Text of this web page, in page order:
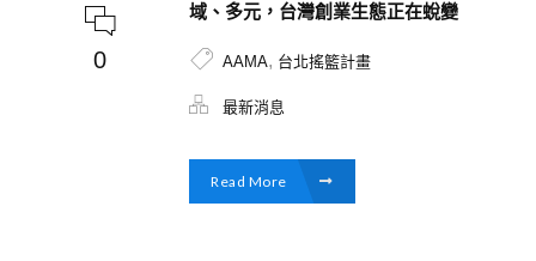
0
域、多元，台灣創業生態正在蛻變
AAMA, 台北搖籃計畫
最新消息
Read More